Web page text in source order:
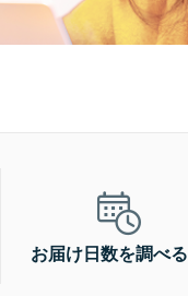
お届け日数を調べる